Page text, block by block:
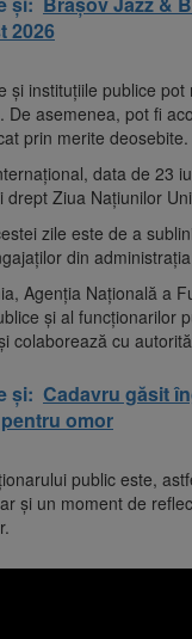
2026
și instituțiile publice
De asemenea, pot fi
prin merite deosebite.
data de 23
drept Ziua Națiunilor
zile este de a
din
Agenția Națională a
și al funcționarilor
colaborează cu
și: Cadavru găsit
omor
public este,
și un moment de